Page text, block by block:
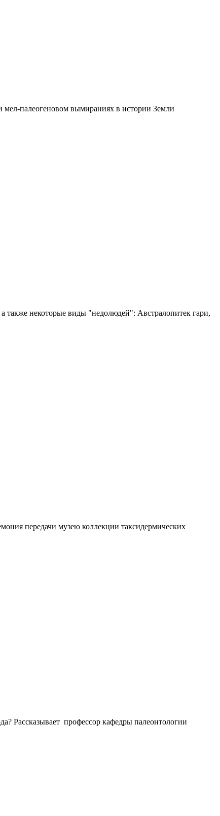
мел-палеогеновом вымираниях в истории Земли
также некоторые виды "недолюдей": Австралопитек гари,
передачи музею коллекции таксидермических
Рассказывает профессор кафедры палеонтологии